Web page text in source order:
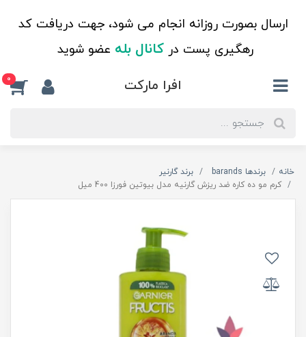
ارسال بصورت روزانه انجام می شود، جهت دریافت کد
رهگیری پست درکانال بله عضو شوید
افرا مارکت 0
خانه برندها barands
برند گارنیر
کرم مو ده کاره ضد ریزش گارنیه مدل بیوتین فورزا 400 میل